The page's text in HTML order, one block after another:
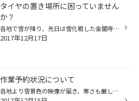
タイヤの置き場所に困っていません
か？
各地で雪が降り、先日は雪化粧した金閣寺がニュースになっていました。 綺麗でしたが、実際に見に行くにはとても寒そうです・・・ この時期にふと頭をよぎるのは、雪は降るだろうか？ということではないでしょうか。 雪が降ると首都圏は交通機関がマヒしてしまうので、一大事です。 また、おクルマ...
2017年12月17日
作業予約状況について
各地より雪景色の映像が届き、寒さも厳しくなって冬本番を感じる季節となりました。 現在、タイヤ館では夏タイヤから冬タイヤへの履き替えが増えています。 タイヤ館西横浜では、作業予約システムを導入しております。 ご予約の時間にPITに優先的に入庫するシステムです。 現在のタイヤ館西横浜の作...